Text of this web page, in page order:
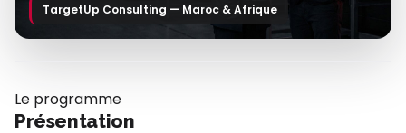
TargetUp Consulting — Maroc & Afrique
Le programme
Présentation